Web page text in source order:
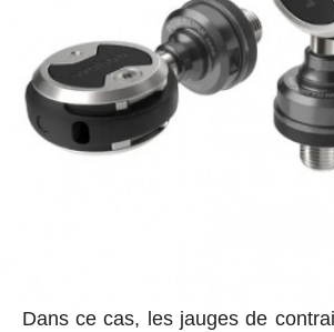
Dans ce cas, les jauges de